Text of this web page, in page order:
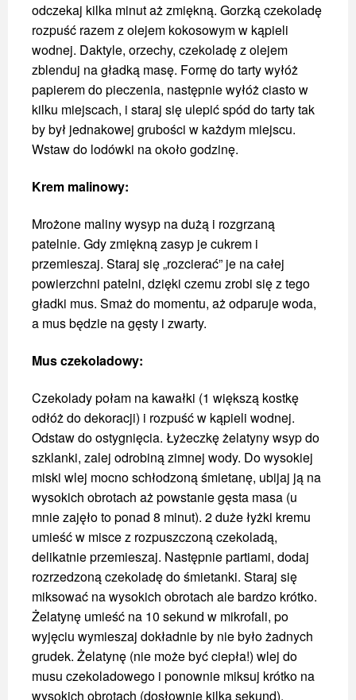
odczekaj kilka minut aż zmiękną. Gorzką czekoladę
rozpuść razem z olejem kokosowym w kąpieli
wodnej. Daktyle, orzechy, czekoladę z olejem
zblenduj na gładką masę. Formę do tarty wyłóż
papierem do pieczenia, następnie wyłóż ciasto w
kilku miejscach, i staraj się ulepić spód do tarty tak
by był jednakowej grubości w każdym miejscu.
Wstaw do lodówki na około godzinę.
Krem malinowy:
Mrożone maliny wysyp na dużą i rozgrzaną
patelnie. Gdy zmiękną zasyp je cukrem i
przemieszaj. Staraj się „rozcierać” je na całej
powierzchni patelni, dzięki czemu zrobi się z tego
gładki mus. Smaż do momentu, aż odparuje woda,
a mus będzie na gęsty i zwarty.
Mus czekoladowy:
Czekolady połam na kawałki (1 większą kostkę
odłóż do dekoracji) i rozpuść w kąpieli wodnej.
Odstaw do ostygnięcia. Łyżeczkę żelatyny wsyp do
szklanki, zalej odrobiną zimnej wody. Do wysokiej
miski wlej mocno schłodzoną śmietanę, ubijaj ją na
wysokich obrotach aż powstanie gęsta masa (u
mnie zajęło to ponad 8 minut). 2 duże łyżki kremu
umieść w misce z rozpuszczoną czekoladą,
delikatnie przemieszaj. Następnie partiami, dodaj
rozrzedzoną czekoladę do śmietanki. Staraj się
miksować na wysokich obrotach ale bardzo krótko.
Żelatynę umieść na 10 sekund w mikrofali, po
wyjęciu wymieszaj dokładnie by nie było żadnych
grudek. Żelatynę (nie może być ciepła!) wlej do
musu czekoladowego i ponownie miksuj krótko na
wysokich obrotach (dosłownie kilka sekund).